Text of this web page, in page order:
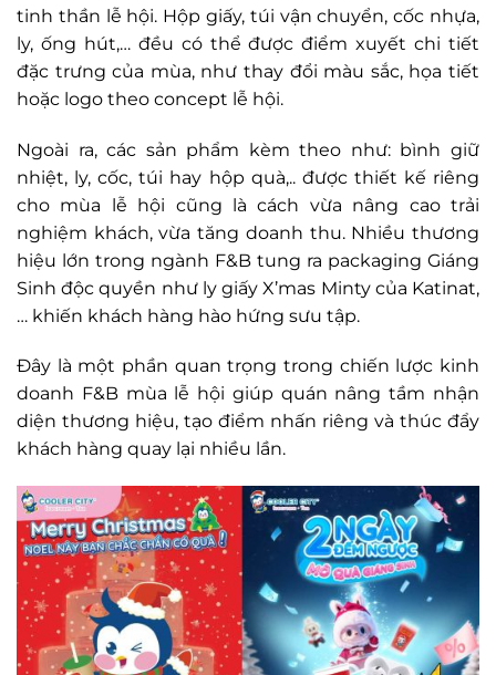
tinh thần lễ hội. Hộp giấy, túi vận chuyển, cốc nhựa,
ly, ống hút,… đều có thể được điểm xuyết chi tiết
đặc trưng của mùa, như thay đổi màu sắc, họa tiết
hoặc logo theo concept lễ hội.
Ngoài ra, các sản phẩm kèm theo như: bình giữ
nhiệt, ly, cốc, túi hay hộp quà,.. được thiết kế riêng
cho mùa lễ hội cũng là cách vừa nâng cao trải
nghiệm khách, vừa tăng doanh thu. Nhiều thương
hiệu lớn trong ngành F&B tung ra packaging Giáng
Sinh độc quyền như ly giấy X’mas Minty của Katinat,
… khiến khách hàng hào hứng sưu tập.
Đây là một phần quan trọng trong chiến lược kinh
doanh F&B mùa lễ hội giúp quán nâng tầm nhận
diện thương hiệu, tạo điểm nhấn riêng và thúc đẩy
khách hàng quay lại nhiều lần.